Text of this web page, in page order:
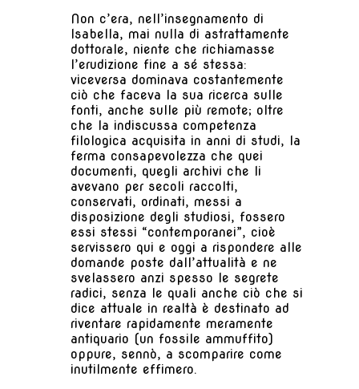
Non c’era, nell’insegnamento di
Isabella, mai nulla di astrattamente
dottorale, niente che richiamasse
l’erudizione fine a sé stessa:
viceversa dominava costantemente
ciò che faceva la sua ricerca sulle
fonti, anche sulle più remote; oltre
che la indiscussa competenza
filologica acquisita in anni di studi, la
ferma consapevolezza che quei
documenti, quegli archivi che li
avevano per secoli raccolti,
conservati, ordinati, messi a
disposizione degli studiosi, fossero
essi stessi “contemporanei”, cioè
servissero qui e oggi a rispondere alle
domande poste dall’attualità e ne
svelassero anzi spesso le segrete
radici, senza le quali anche ciò che si
dice attuale in realtà è destinato ad
riventare rapidamente meramente
antiquario (un fossile ammuffito)
oppure, sennò, a scomparire come
inutilmente effimero.